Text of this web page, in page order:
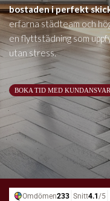
bostaden i perfekt
erfarna städteam och
en flyttstädning som
utan stress.
BOKA TID MED